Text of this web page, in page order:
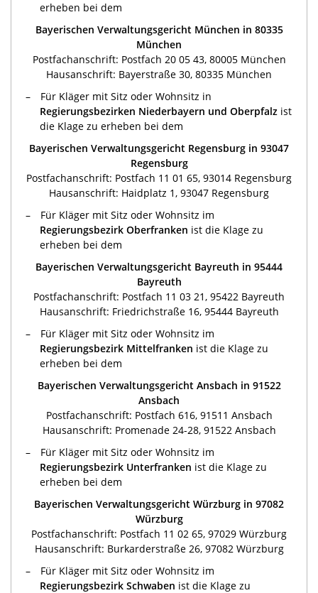
erheben bei dem
Bayerischen Verwaltungsgericht München in 80335
München
Postfachanschrift: Postfach 20 05 43, 80005 München
Hausanschrift: Bayerstraße 30, 80335 München
Für Kläger mit Sitz oder Wohnsitz in
Regierungsbezirken Niederbayern und Oberpfalz ist
die Klage zu erheben bei dem
Bayerischen Verwaltungsgericht Regensburg in 93047
Regensburg
Postfachanschrift: Postfach 11 01 65, 93014 Regensburg
Hausanschrift: Haidplatz 1, 93047 Regensburg
Für Kläger mit Sitz oder Wohnsitz im
Regierungsbezirk Oberfranken ist die Klage zu
erheben bei dem
Bayerischen Verwaltungsgericht Bayreuth in 95444
Bayreuth
Postfachanschrift: Postfach 11 03 21, 95422 Bayreuth
Hausanschrift: Friedrichstraße 16, 95444 Bayreuth
Für Kläger mit Sitz oder Wohnsitz im
Regierungsbezirk Mittelfranken ist die Klage zu
erheben bei dem
Bayerischen Verwaltungsgericht Ansbach in 91522
Ansbach
Postfachanschrift: Postfach 616, 91511 Ansbach
Hausanschrift: Promenade 24-28, 91522 Ansbach
Für Kläger mit Sitz oder Wohnsitz im
Regierungsbezirk Unterfranken ist die Klage zu
erheben bei dem
Bayerischen Verwaltungsgericht Würzburg in 97082
Würzburg
Postfachanschrift: Postfach 11 02 65, 97029 Würzburg
Hausanschrift: Burkarderstraße 26, 97082 Würzburg
Für Kläger mit Sitz oder Wohnsitz im
Regierungsbezirk Schwaben ist die Klage zu